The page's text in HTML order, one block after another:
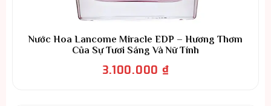
Nước Hoa Lancome Miracle EDP – Hương Thơm
Của Sự Tươi Sáng Và Nữ Tính
3.100.000 ₫